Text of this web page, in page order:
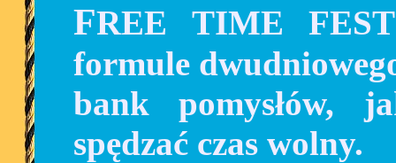
FREE TIME FESTIWAL to wydarzenie, w
formule
bank pomysłów,
spędzać czas wolny.